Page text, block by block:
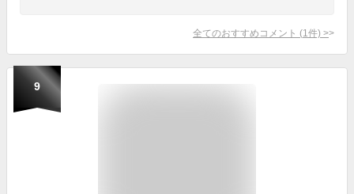
全てのおすすめコメント (1 件) >
9